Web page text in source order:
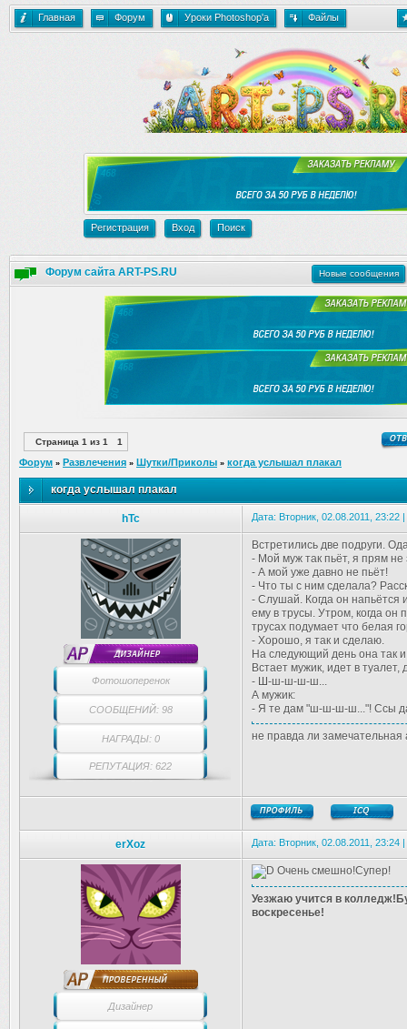
Главная Форум Уроки Photoshop'a Файлы
Регистрация Вход Поиск
Форум сайта ART-PS.RU Новые сообщения
Страница 1 из 1 1
Форум » Развлечения » Шутки/Приколы » когда услышал плакал
когда услышал плакал
hTc Дата: Вторник, 02.08.2011,
Фотошоперенок
СООБЩЕНИЙ: 98
НАГРАДЫ: 0
РЕПУТАЦИЯ: 622
Встретились две подруги.
- Мой муж так пьёт, я прям
- А мой уже давно не пьёт!
- Что ты с ним сделала?
- Слушай. Когда он напьётся
ему в трусы. Утром, когда он
трусах подумает что белая
- Хорошо, я так и сделаю.
На следующий день она так
Встает мужик, идет в
- Ш-ш-ш-ш-ш...
А мужик:
- Я те дам "ш-ш-ш-ш..."! Ссы
не правда ли замечательная
erXoz Дата: Вторник, 02.08.2011,
Дизайнер
Очень смешно!Супер!
Уезжаю учится в
воскресенье!